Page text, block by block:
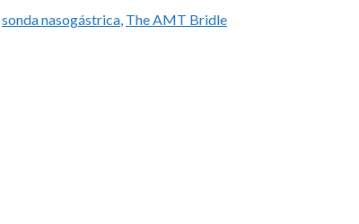
sonda nasogástrica, The AMT Bridle